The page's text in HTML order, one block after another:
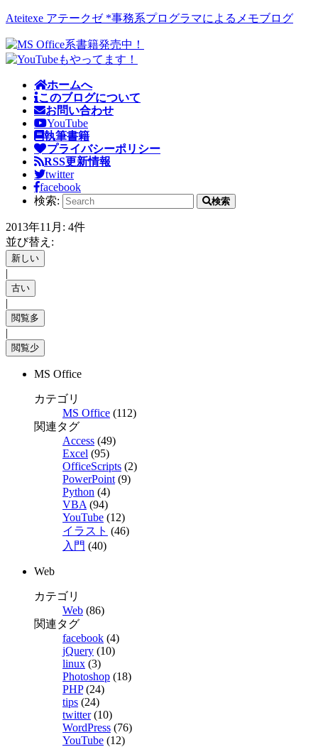
Ateitexe アテークゼ *事務系プログラマによるメモブログ
ホームへ
このブログについて
お問い合わせ
YouTube
執筆書籍
プライバシーポリシー
RSS更新情報
twitter
facebook
検索: 検索
2013年11月: 4件
並び替え:
|
|
|
MS Office
カテゴリ
MS Office (112)
関連タグ
Access (49)
Excel (95)
OfficeScripts (2)
PowerPoint (9)
Python (4)
VBA (94)
YouTube (12)
イラスト (46)
入門 (40)
Web
カテゴリ
Web (86)
関連タグ
facebook (4)
jQuery (10)
linux (3)
Photoshop (18)
PHP(24)
tips (24)
twitter(10)
WordPress (76)
YouTube (12)